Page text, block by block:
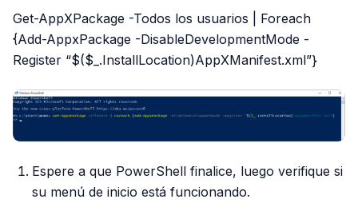
Get-AppXPackage -Todos los usuarios | Foreach
{Add-AppxPackage -DisableDevelopmentMode -
Register “$($_.InstallLocation)AppXManifest.xml”}
Espere a que PowerShell finalice, luego verifique si
su menú de inicio está funcionando.